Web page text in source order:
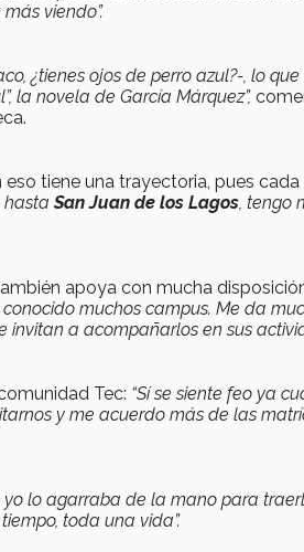
viendo”.
¿tienes ojos de perro azul?-, lo
la novela de García Márquez”,
eso tiene una trayectoria, pues cada
hastaSan Juan de los Lagos, tengo
apoya con mucha
muchos campus. Me da
a acompañarlos en sus
Tec: “Sí se siente feo ya
y me acuerdo más de las
lo agarraba de la mano para
toda una vida”.